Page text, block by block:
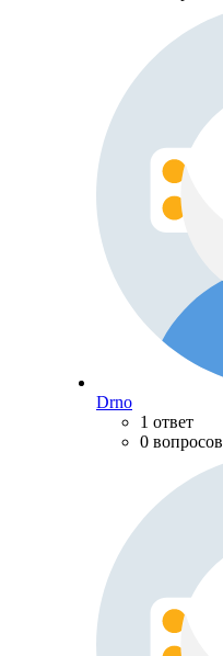
Drno
1 ответ
0 вопросов